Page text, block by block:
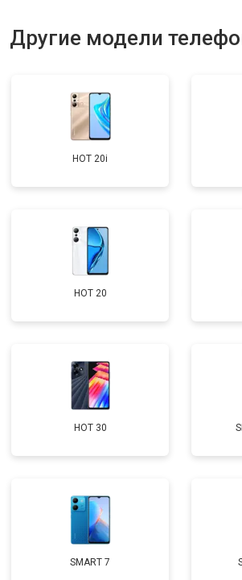
Другие модели
HOT 20i
HOT 20
HOT 30
SMART 7